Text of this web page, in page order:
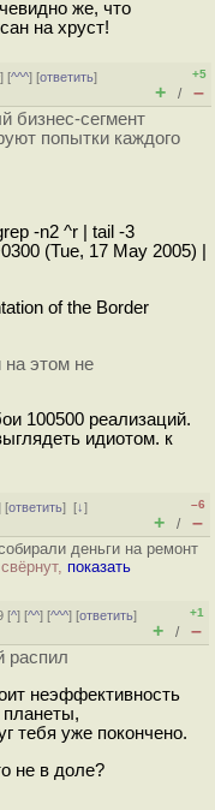
же, что
на хруст!
] [^^^] [ответить]
+5
+ / –
бизнес-сегмент
попытки каждого
-n2 ^r | tail -3
(Tue, 17 May 2005) |
of the Border
на этом не
100500 реализаций.
идиотом. к
[ответить][↓]
–6
+ / –
деньги на ремонт
показать
[^] [^^] [^^^] [ответить]
+1
+ / –
распил
неэффективность
планеты,
тебя уже покончено.
не в доле?